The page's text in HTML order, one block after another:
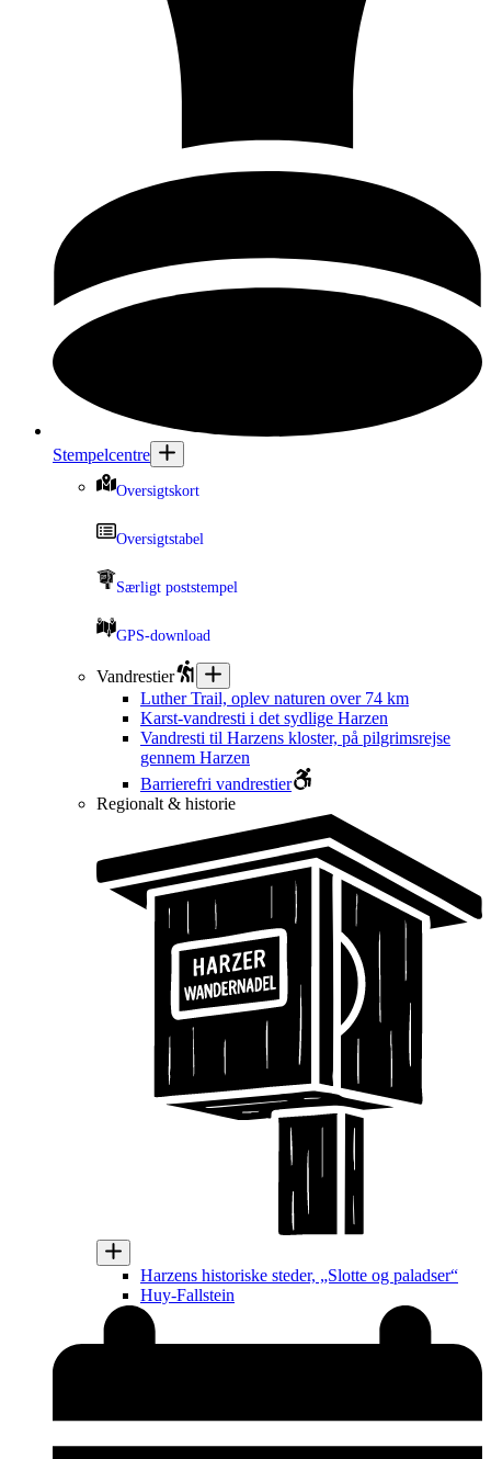
Stempelcentre
Oversigtskort
Oversigtstabel
Særligt poststempel
GPS-download
Vandrestier
Luther Trail, oplev naturen over 74 km
Karst-vandresti i det sydlige Harzen
Vandresti til Harzens kloster, på pilgrimsrejse
gennem Harzen
Barrierefri vandrestier
Regionalt & historie
Harzens historiske steder, „Slotte og paladser“
Huy-Fallstein